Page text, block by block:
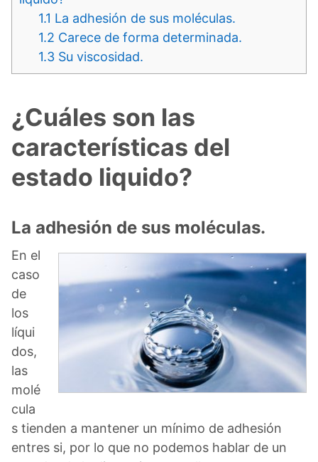
1.1 La adhesión de sus moléculas.
1.2 Carece de forma determinada.
1.3 Su viscosidad.
¿Cuáles son las
características del
estado liquido?
La adhesión de sus moléculas.
En el
caso
de
los
líqui
dos,
las
molé
cula
s tienden a mantener un mínimo de adhesión
entres si, por lo que no podemos hablar de un